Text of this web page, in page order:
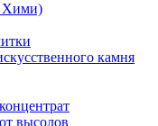
Хими)
камня
высолов